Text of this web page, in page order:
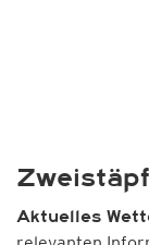
Aktuelles